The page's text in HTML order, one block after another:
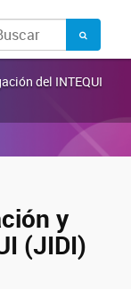
del INTEQUI
y
(JIDI)